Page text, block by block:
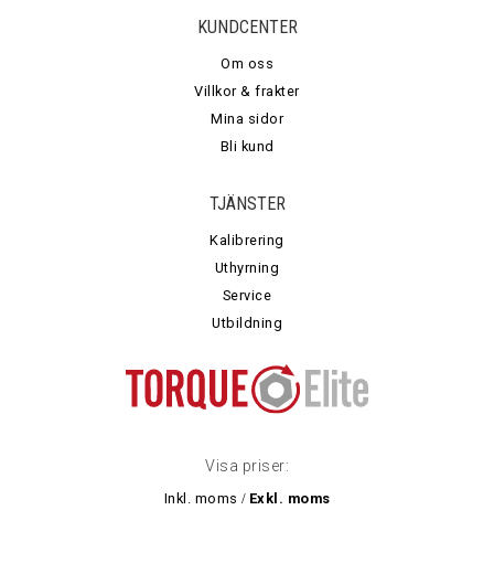
KUNDCENTER
Om oss
Villkor & frakter
Mina sidor
Bli kund
TJÄNSTER
Kalibrering
Uthyrning
Service
Utbildning
Visa priser:
Inkl. moms / Exkl. moms